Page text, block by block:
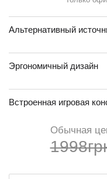
Альтернативный
Эргономичный дизайн
Встроенная игровая
Обычная